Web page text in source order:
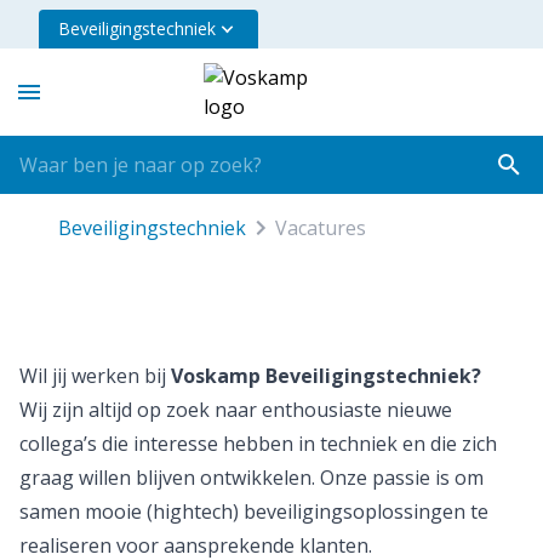
Beveiligingstechniek
beveiligingstechniek vacatures
Wil jij werken bij Voskamp Beveiligingstechniek?
Wij zijn altijd op zoek naar enthousiaste nieuwe
collega’s die interesse hebben in techniek en die zich
graag willen blijven ontwikkelen. Onze passie is om
samen mooie (hightech) beveiligingsoplossingen te
realiseren voor aansprekende klanten.